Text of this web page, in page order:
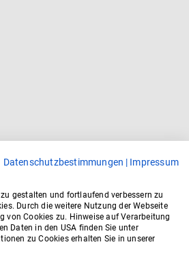
Datenschutzbestimmungen | Impressum
gestalten und fortlaufend verbessern zu
Durch die weitere Nutzung der Webseite
von Cookies zu. Hinweise auf Verarbeitung
Daten in den USA finden Sie unter
zu Cookies erhalten Sie in unserer